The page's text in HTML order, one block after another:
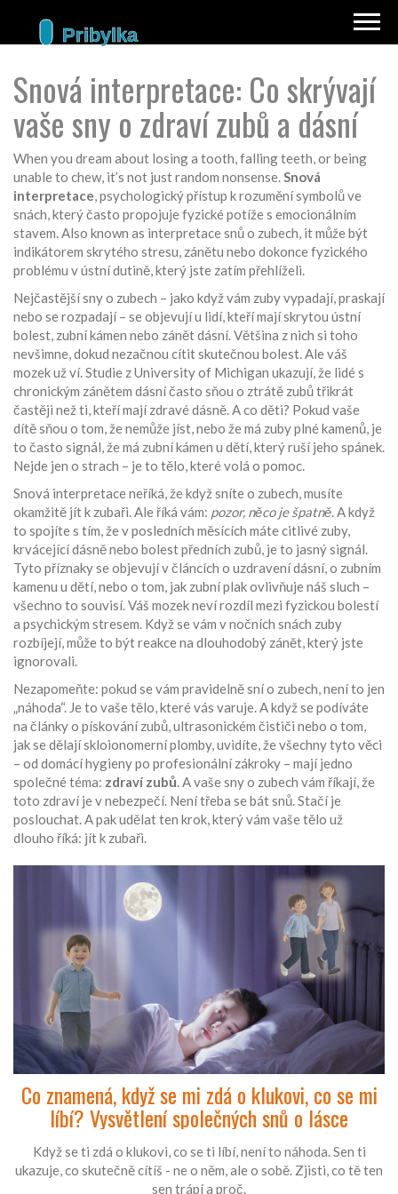
Snová interpretace: Co skrývají
vaše sny o zdraví zubů a dásní
When you dream about losing a tooth, falling teeth, or being
unable to chew, it’s not just random nonsense.Snová
interpretace,psychologický přístup k rozumění symbolů ve
snách, který často propojuje fyzické potíže s emocionálním
stavem. Also known as interpretace snů o zubech, itmůže být
indikátorem skrytého stresu, zánětu nebo dokonce fyzického
problému v ústní dutině, který jste zatím přehlíželi.
Nejčastější sny o zubech – jako když vám zuby vypadají, praskají
nebo se rozpadají – se objevují u lidí, kteří mají skrytou ústní
bolest, zubní kámen nebo zánět dásní. Většina z nich si toho
nevšimne, dokud nezačnou cítit skutečnou bolest. Ale váš
mozek už ví. Studie z University of Michigan ukazují, že lidé s
chronickým zánětem dásní často sňou o ztrátě zubů třikrát
častěji než ti, kteří mají zdravé dásně. A co děti? Pokud vaše
dítě sňou o tom, že nemůže jíst, nebo že má zuby plné kamenů, je
to často signál, že má zubní kámen u dětí, který ruší jeho spánek.
Nejde jen o strach – je to tělo, které volá o pomoc.
Snová interpretace neříká, že když sníte o zubech, musíte
okamžitě jít k zubaři. Ale říká vám: pozor, něco je špatně. A když
to spojíte s tím, že v posledních měsících máte citlivé zuby,
krvácející dásně nebo bolest předních zubů, je to jasný signál.
Tyto příznaky se objevují v článcích o uzdravení dásní, o zubním
kamenu u dětí, nebo o tom, jak zubní plak ovlivňuje náš sluch –
všechno to souvisí. Váš mozek neví rozdíl mezi fyzickou bolestí
a psychickým stresem. Když se vám v nočních snách zuby
rozbíjejí, může to být reakce na dlouhodobý zánět, který jste
ignorovali.
Nezapomeňte: pokud se vám pravidelně sní o zubech, není to jen
„náhoda“. Je to vaše tělo, které vás varuje. A když se podíváte
na články o pískování zubů, ultrasonickém čističi nebo o tom,
jak se dělají skloionomerní plomby, uvidíte, že všechny tyto věci
– od domácí hygieny po profesionální zákroky – mají jedno
společné téma: zdraví zubů. A vaše sny o zubech vám říkají, že
toto zdraví je v nebezpečí. Není třeba se bát snů. Stačí je
poslouchat. A pak udělat ten krok, který vám vaše tělo už
dlouho říká: jít k zubaři.
Co znamená, když se mi zdá o klukovi, co se mi
líbí? Vysvětlení společných snů o lásce
Když se ti zdá o klukovi, co se ti líbí, není to náhoda. Sen ti
ukazuje, co skutečně cítíš - ne o něm, ale o sobě. Zjisti, co tě ten
sen trápí a proč.